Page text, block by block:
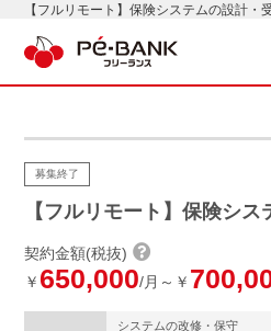
【フルリモート】保険システムの設計・
募集終了
【フルリモート】保険シ
契約金額(税抜)
￥ 650,000/月～￥
システムの改修・保守